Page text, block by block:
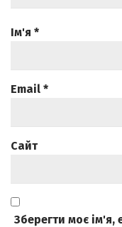
Ім'я *
Email *
Сайт
Зберегти моє ім'я,